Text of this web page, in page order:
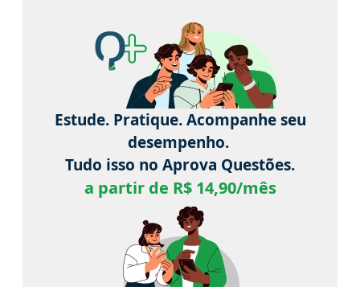
Estude. Pratique. Acompanhe seu
desempenho.
Tudo isso no Aprova Questões.
a partir de R$ 14,90/mês